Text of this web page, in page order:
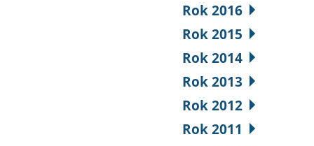
Rok 2016
Rok 2015
Rok 2014
Rok 2013
Rok 2012
Rok 2011